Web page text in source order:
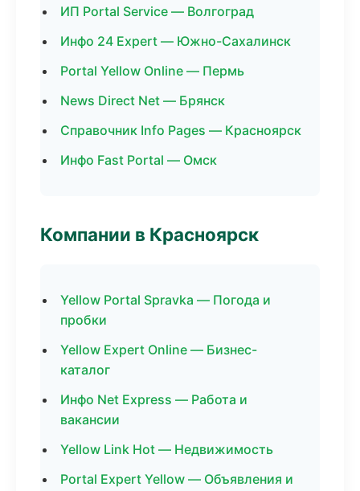
ИП Portal Service — Волгоград
Инфо 24 Expert — Южно-Сахалинск
Portal Yellow Online — Пермь
News Direct Net — Брянск
Справочник Info Pages — Красноярск
Инфо Fast Portal — Омск
Компании в Красноярск
Yellow Portal Spravka — Погода и
пробки
Yellow Expert Online — Бизнес-
каталог
Инфо Net Express — Работа и
вакансии
Yellow Link Hot — Недвижимость
Portal Expert Yellow — Объявления и